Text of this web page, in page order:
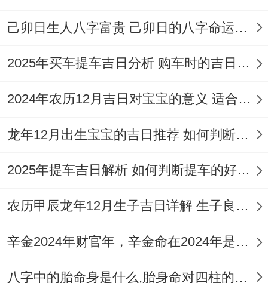
孕妇普通会建议暂时回避一下热闹的搬家场
面。重要是为了安全合安稳着想！进门的顺
依据长幼顺序依次进入...
佳能提前规划一下，避开横梁压顶，也不要
正对着门！理想的是床头靠着实墙，一些
实，三天内最佳能在新家开火做饭.行煮点汤
己卯日生人八字富贵 己卯日的八字命运如何
2025年买车提车吉日分析 购车时的吉日与禁忌
2024年农历12月吉日对宝宝的意义 适合龙年宝宝出生的日子有哪些
龙年12月出生宝宝的吉日推荐 如何判断吉日是否适合宝宝
2025年提车吉日解析 如何判断提车的好日子
农历甲辰龙年12月生子吉日详解 生子良辰的影响因素
辛金2024年财官年，辛金命在2024年是财官年还是财印年
八字中的胎命身是什么,胎身命对四柱的影响